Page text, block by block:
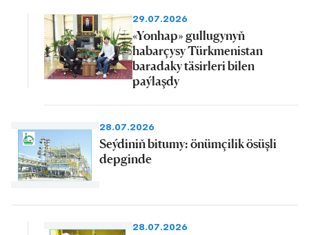
29.07.2026
«Yonhap» gullugynyň
habarçysy Türkmenistan
baradaky täsirleri bilen
paýlaşdy
28.07.2026
Seýdiniň bitumy: önümçilik ösüşli
depginde
28.07.2026